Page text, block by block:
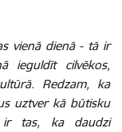
vienā dienā - tā ir
ieguldīt cilvēkos,
Redzam, ka
uztver kā būtisku
ir tas, ka daudzi